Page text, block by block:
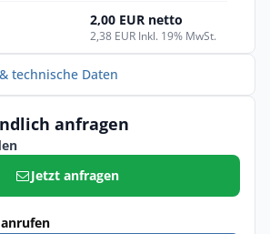
2,00 EUR netto
2,38 EUR Inkl. 19% MwSt.
technische Daten
anfragen
Jetzt anfragen